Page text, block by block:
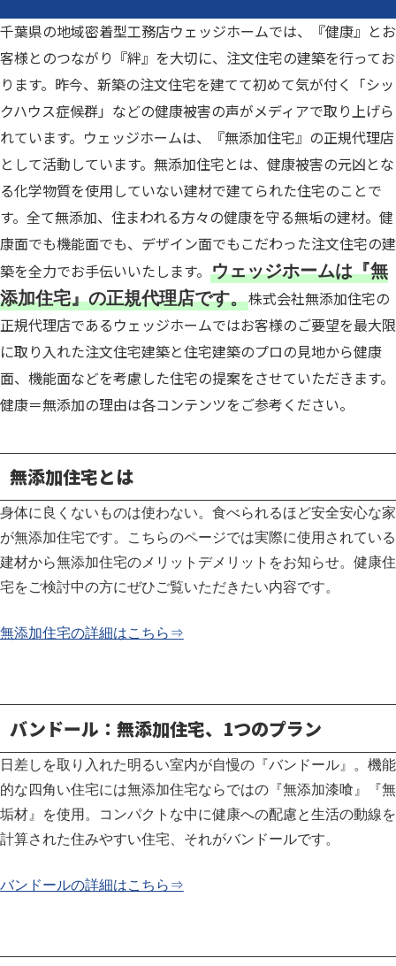
千葉県の地域密着型工務店ウェッジホームでは、『健康』とお
客様とのつながり『絆』を大切に、注文住宅の建築を行ってお
ります。 昨今、新築の注文住宅を建てて初めて気が付く「シッ
クハウス症候群」などの健康被害の声がメディアで取り上げら
れています。 ウェッジホームは、『無添加住宅』の正規代理店
として活動しています。 無添加住宅とは、健康被害の元凶とな
る化学物質を使用していない建材で建てられた住宅のことで
す。 全て無添加、住まわれる方々の健康を守る無垢の建材。 健
康面でも機能面でも、デザイン面でもこだわった注文住宅の建
築を全力でお手伝いいたします。 ウェッジホームは『無
添加住宅』の正規代理店です。株式会社無添加住宅の
正規代理店であるウェッジホームではお客様のご要望を最大限
に取り入れた注文住宅建築と住宅建築のプロの見地から健康
面、機能面などを考慮した住宅の提案をさせていただきます。
健康＝無添加の理由は各コンテンツをご参考ください。
無添加住宅とは
身体に良くないものは使わない。食べられるほど安全安心な家
が無添加住宅です。こちらのページでは実際に使用されている
建材から無添加住宅のメリットデメリットをお知らせ。健康住
宅をご検討中の方にぜひご覧いただきたい内容です。
無添加住宅の詳細はこちら⇒
バンドール：無添加住宅、1つのプラン
日差しを取り入れた明るい室内が自慢の『バンドール』。機能
的な四角い住宅には無添加住宅ならではの『無添加漆喰』『無
垢材』を使用。
コンパクトな中に健康への配慮と生活の動線を
計算された住みやすい住宅、それがバンドールです。
バンドールの詳細はこちら⇒